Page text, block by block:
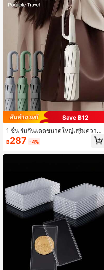
Save ฿12
1 ชิ้น ร่มกันแดดขนาดใหญ่เสริมความแ
ข็งแรง เปิด/ปิดอัตโนมัติ 10 ซี่ (ขนาด
น้ำหนัก ซี่ร่ม สีซี่ร่ม แบบสุ่ม)
฿287 -4%